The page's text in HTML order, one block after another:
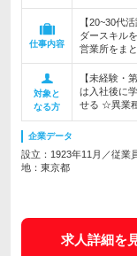
仕事内容
【20~30代
ダースキル
営業所をま
対象と
なる方
【未経験
は入社後に
せる ☆異業
企業データ
設立：1923年11月／従業
地：東京都
求人詳細を